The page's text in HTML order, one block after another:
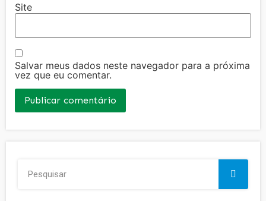
Site
Salvar meus dados neste navegador para a próxima
vez que eu comentar.